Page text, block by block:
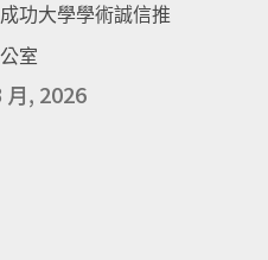
功大學學術誠信推
室
月, 2026